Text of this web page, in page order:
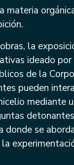
materia
la
ideado
de la
pueden
mediante
donde se